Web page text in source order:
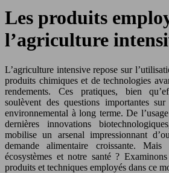
Les produits
l’agriculture
L’agriculture intensive repose sur l’utilisation d’une large gamme de
produits chimiques et de technologies
rendements. Ces pratiques, bien
soulèvent des questions importantes
environnemental à long terme. De
dernières innovations
mobilise un arsenal impressionnant
demande alimentaire croissante.
écosystèmes et notre santé ?
produits et techniques employés dans ce